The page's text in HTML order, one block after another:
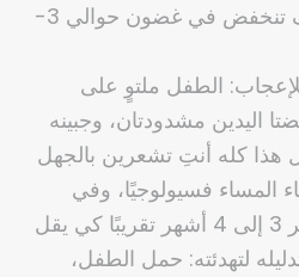
لحوالي 6 أسابيع، وسوف تنخفض في غضون حوالي 3-
الطفل ملتوٍ على
اليدين مشدودتان، وجبينه
هذا كله أنتِ تشعرين بالجهل
المساء فسيولوجيًا، وفي
انتظار أن يتم الطفل عمر 3 إلى 4 أشهر تقريبًا كي يقل
لتهدئته: حمل الطفل،